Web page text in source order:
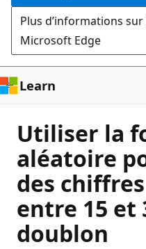
Plus d’informations
Microsoft Edge
Learn
Utiliser la
aléatoire
des
entre 15 et
doublon